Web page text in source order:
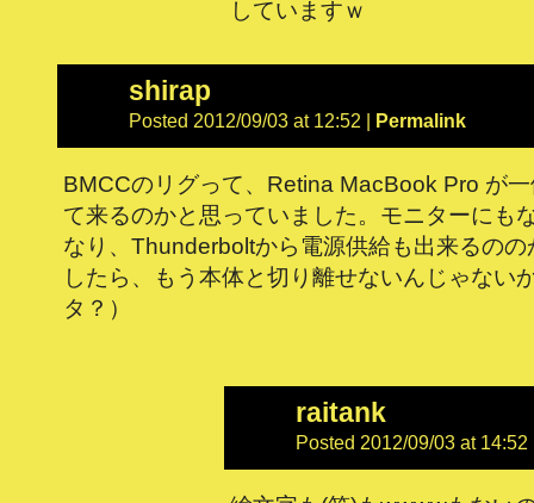
していますｗ
shirap
Posted 2012/09/03 at 12:52 | Permalink
BMCCのリグって、Retina MacBook Pro が
て来るのかと思っていました。モニターにも
なり、Thunderboltから電源供給も出来るの
したら、もう本体と切り離せないんじゃない
タ？）
raitank
Posted 2012/09/03 at 14:52